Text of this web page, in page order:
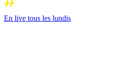
En live tous les lundis